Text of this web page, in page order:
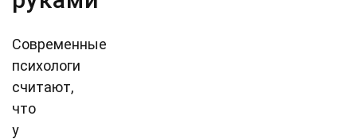
Современные
психологи
считают,
что
у